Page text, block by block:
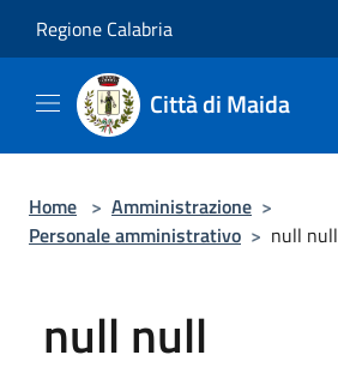
Regione Calabria
Città di Maida
Home > Amministrazione >
Personale amministrativo > null null
null null